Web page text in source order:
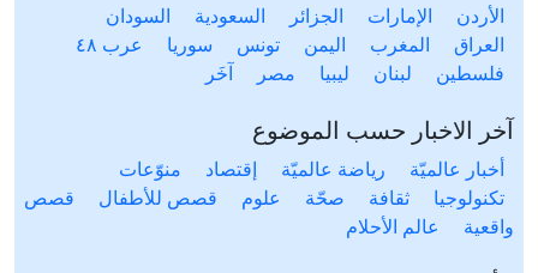
الأردن الإمارات الجزائر السعودية
السودان
العراق
المغرب اليمن تونس سوريا
عرب ٤٨
فلسطين
لبنان ليبيا مصر آخَر
آخر الاخبار حسب الموضوع
أخبار عالميّة رياضة عالميّة إقتصاد
منوّعات
تكنولوجيا
ثقافة صحّة علوم قصص للأطفال
قصص
واقعية
عالم الأحلام